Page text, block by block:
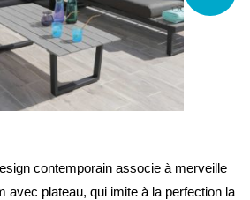
contemporain associe à merveille
avec plateau, qui imite à la perfection la